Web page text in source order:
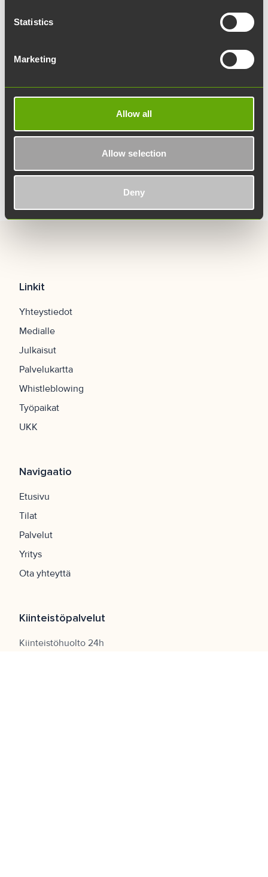
Statistics
Marketing
Allow all
Allow selection
Deny
Leena Lindroos
Seuraava
Maija Nurmio
Takaisin artikkeleihin
Linkit
Yhteystiedot
Medialle
Julkaisut
Palvelukartta
Whistleblowing
Työpaikat
UKK
Navigaatio
Etusivu
Tilat
Palvelut
Yritys
Ota yhteyttä
Kiinteistöpalvelut
Kiinteistöhuolto 24h